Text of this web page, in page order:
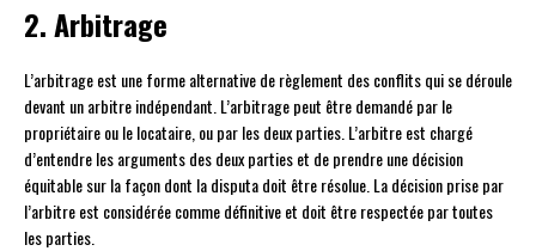
2. Arbitrage
L’arbitrage est une forme alternative de règlement des conflits qui se déroule
devant un arbitre indépendant. L’arbitrage peut être demandé par le
propriétaire ou le locataire, ou par les deux parties. L’arbitre est chargé
d’entendre les arguments des deux parties et de prendre une décision
équitable sur la façon dont la disputa doit être résolue. La décision prise par
l’arbitre est considérée comme définitive et doit être respectée par toutes
les parties.